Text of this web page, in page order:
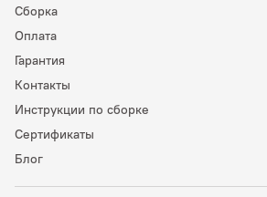
Сборка
Оплата
Гарантия
Контакты
Инструкции по сборке
Сертификаты
Блог